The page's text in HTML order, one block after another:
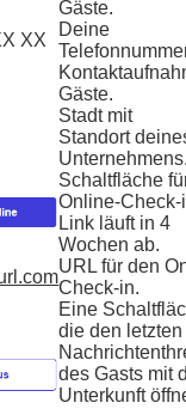
Gäste.
XX
Deine
Gäste.
Stadt mit
Standort
Schaltfläche
Online-Check-
Link läuft in 4
Wochen ab.
URL für den
Check-in.
Eine
die den letzten
des Gasts mit
Unterkunft